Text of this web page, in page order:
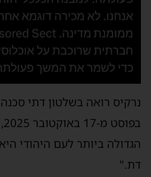
נרקיס רואה בשלטון דתי
הגדולה ביותר לעם היהודי
דת."